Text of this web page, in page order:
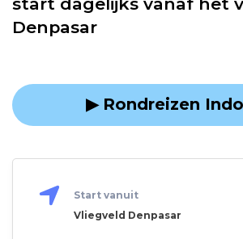
Denpasar
▶ Rondreizen
Start vanuit
Vliegveld Denpasar